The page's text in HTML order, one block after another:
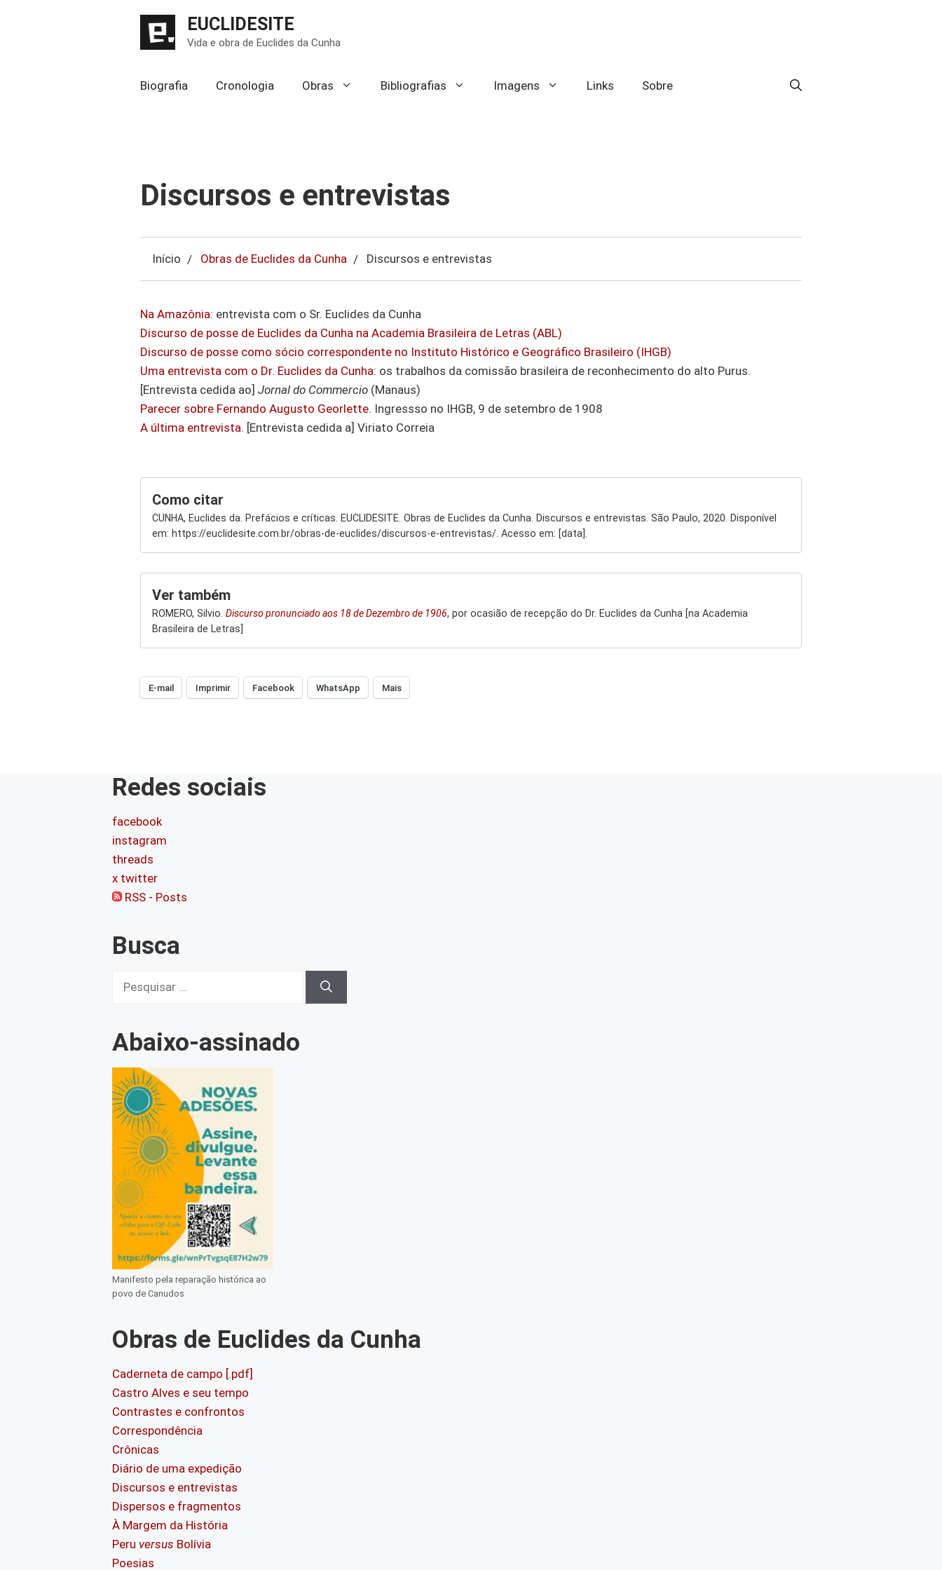
EUCLIDESITE
Vida e obra de Euclides da Cunha
Biografia Cronologia Obras Bibliografias Imagens Links Sobre
Discursos e entrevistas
Início Obras de Euclides da Cunha Discursos e entrevistas
Na Amazônia: entrevista com o Sr. Euclides da Cunha
Discurso de posse de Euclides da Cunha na Academia Brasileira de Letras (ABL)
Discurso de posse como sócio correspondente no Instituto Histórico e Geográfico Brasileiro (IHGB)
Uma entrevista com o Dr. Euclides da Cunha: os trabalhos da comissão brasileira de reconhecimento do alto Purus.
[Entrevista cedida ao] Jornal do Commercio (Manaus)
Parecer sobre Fernando Augusto Georlette. Ingressso no IHGB, 9 de setembro de 1908
A última entrevista. [Entrevista cedida a] Viriato Correia
Como citar
CUNHA, Euclides da. Prefácios e críticas. EUCLIDESITE. Obras de Euclides da Cunha. Discursos e entrevistas. São Paulo, 2020. Disponível
em: https://euclidesite.com.br/obras-de-euclides/discursos-e-entrevistas/. Acesso em: [data].
Ver também
ROMERO, Silvio. Discurso pronunciado aos 18 de Dezembro de 1906, por ocasião de recepção do Dr. Euclides da Cunha [na Academia
Brasileira de Letras]
E-mail Imprimir Facebook WhatsApp Mais
Redes sociais
facebook
instagram
threads
x twitter
RSS - Posts
Busca
Pesquisar
Abaixo-assinado
Manifesto pela reparação histórica ao
povo de Canudos
Obras de Euclides da Cunha
Caderneta de campo [.pdf]
Castro Alves e seu tempo
Contrastes e confrontos
Correspondência
Crônicas
Diário de uma expedição
Discursos e entrevistas
Dispersos e fragmentos
À Margem da História
Peru versus Bolívia
Poesias